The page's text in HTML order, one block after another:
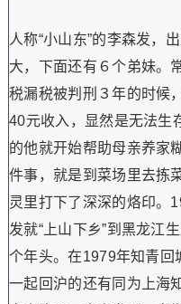
人称“小山东”的李森发，
大，下面还有６个弟妹。
税漏税被判刑３年的时候
40元收入，显然是无法生
的他就开始帮助母亲养家
件事，就是到菜场里去
灵里打下了深深的烙印。
发就“上山下乡”到黑龙江
个年头。在1979年知青回
一起回沪的还有同为上海